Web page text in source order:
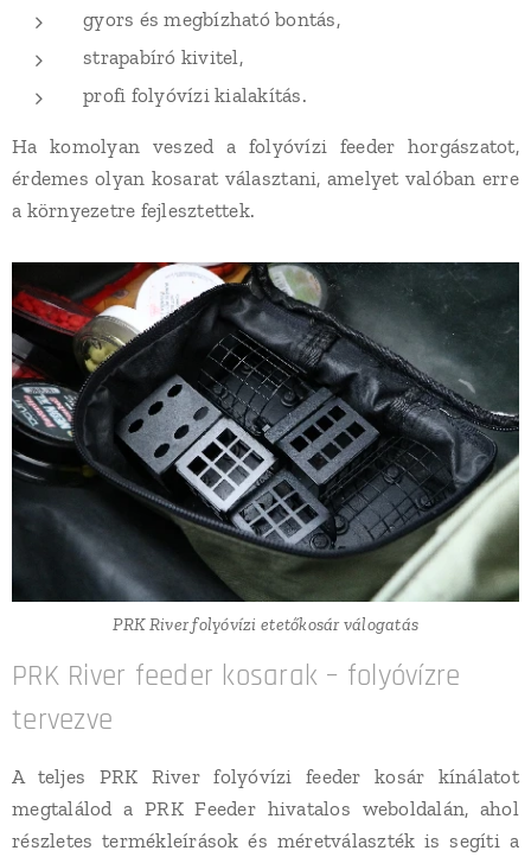
gyors és megbízható bontás,
strapabíró kivitel,
profi folyóvízi kialakítás.
Ha komolyan veszed a folyóvízi feeder horgászatot,
érdemes olyan kosarat választani, amelyet valóban erre
a környezetre fejlesztettek.
PRK River folyóvízi etetőkosár válogatás
PRK River feeder kosarak – folyóvízre
tervezve
A teljes PRK River folyóvízi feeder kosár kínálatot
megtalálod a PRK Feeder hivatalos weboldalán, ahol
részletes termékleírások és méretválaszték is segíti a